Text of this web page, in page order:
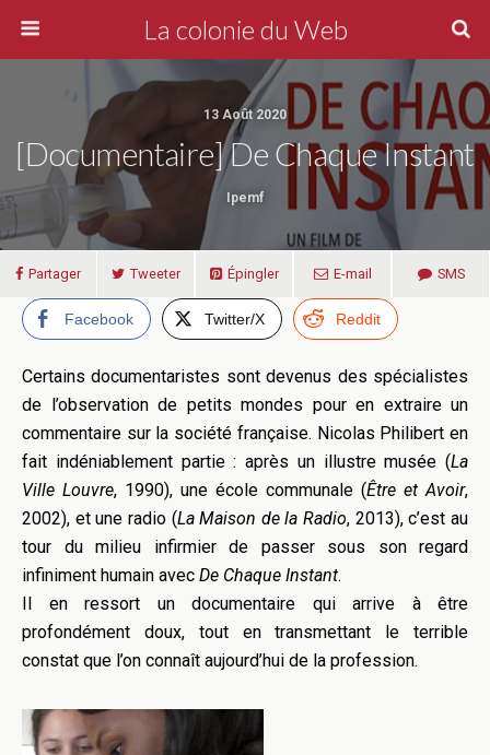
La colonie du Web
13 Août 2020
[Documentaire] De Chaque Instant
Ipemf
Partager Tweeter Épingler E-mail SMS
Facebook Twitter/X Reddit
Certains documentaristes sont devenus des spécialistes
de l’observation de petits mondes pour en extraire un
commentaire sur la société française. Nicolas Philibert en
fait indéniablement partie : après un illustre musée (La
Ville Louvre, 1990), une école communale (Être et Avoir,
2002), et une radio (La Maison de la Radio, 2013), c’est au
tour du milieu infirmier de passer sous son regard
infiniment humain avec De Chaque Instant.
Il en ressort un documentaire qui arrive à être
profondément doux, tout en transmettant le terrible
constat que l’on connaît aujourd’hui de la profession.